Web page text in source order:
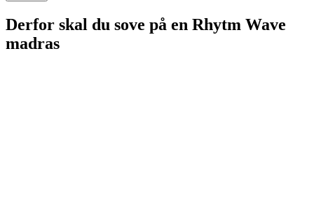
Derfor skal du sove på en Rhytm Wave
madras